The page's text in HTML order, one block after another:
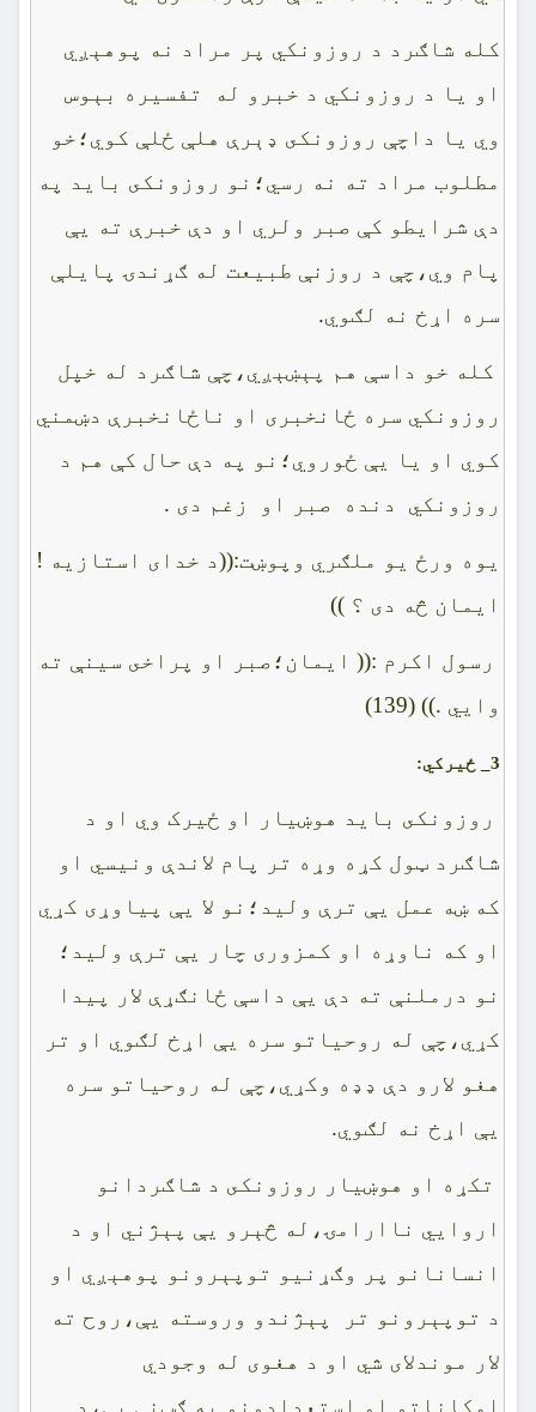
کله شاګرد د روزونکي پر مراد نه پوهېږي
او يا د روزونکي د خبرو له تفسيره بېوس
وي يا داچې روزونکى ډېرې هلې ځلې کوي؛خو
مطلوب مراد ته نه رسي؛نو روزونکى بايد په
دې شرايطو کې صبر ولري او دې خبرې ته يې
پام وي،چې د روزنې طبيعت له ګړندۍ پايلې
سره اړخ نه لګوي.
کله خو داسې هم پېښېږي،چې شاګرد له خپل
روزونکي سره ځانخبرى او ناځانخبرې دښمني
کوي او يا يې ځوروي؛نو په دې حال کې هم د
روزونکي دنده صبر او زغم دى .
يوه ورځ يو ملګري وپوښت:((د خداى استازيه !
ايمان څه دى ؟ ))
رسول اکرم :(( ايمان؛صبر او پراخى سينې ته
وايي .)) (139)
3_ ځيرکي:
روزونکى بايد هوښيار او ځيرک وي او د
شاګرد ټول کړه وړه تر پام لاندې ونيسي او
که ښه عمل يې ترې وليد؛نو لا يې پياوړى کړي
او که ناوړه او کمزورى چار يې ترې وليد؛
نو درملنې ته دې يې داسې ځانګړې لار پيدا
کړي،چې له روحياتو سره يې اړخ لګوي او تر
هغو لارو دې ډډه وکړي،چې له روحياتو سره
يې اړخ نه لګوي.
تکړه او هوښيار روزونکى د شاګردانو
اروايي ناارامۍ،له څېرو يې پېژني او د
انسانانو پر وګړنيو توپېرونو پوهېږي او
د توپېرونو تر پېژندو وروسته يې،روح ته
لار موندلاى شي او د هغوى له وجودي
امکاناتو او استعدادونو په ګټنې يې،د